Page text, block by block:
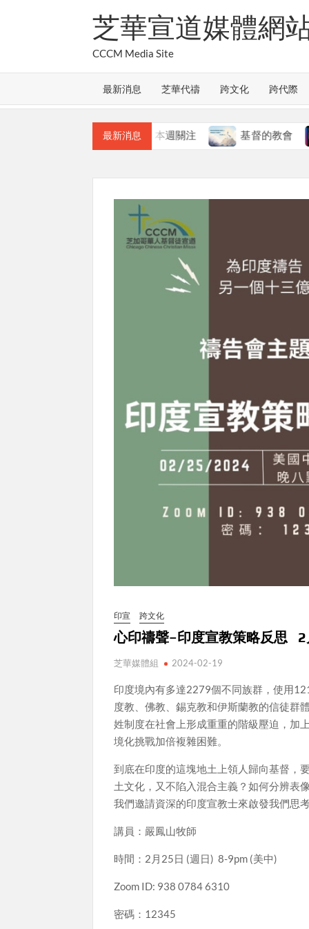
芝華宣道媒體網
CCCM Media Site
最新消息 芝華代禱 跨文化 跨代際
最新消息
本週關注 基督的教會
印宣 跨文化
心印禱聲–印度宣教策略反思
芝華媒體組 2024-02-19
印度境內有多達2279個不同族群，使用
度教、佛教、錫克教和伊斯蘭教的信徒群
姓制度在社會上形成重重的階級壓迫，加
境化挑戰加倍複雜困難。
到底在印度的這塊地土上領人歸向基督，
土文化，又不陷入混合主義？如何分辨表
我們邀請資深的印度宣教士來啟發我們思
講員：嚴鳳山牧師
時間：2月25日 (週日) 8-9pm (美中)
Zoom ID: 938 0784 6310
密碼：12345